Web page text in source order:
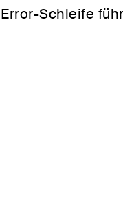
Error-Schleife